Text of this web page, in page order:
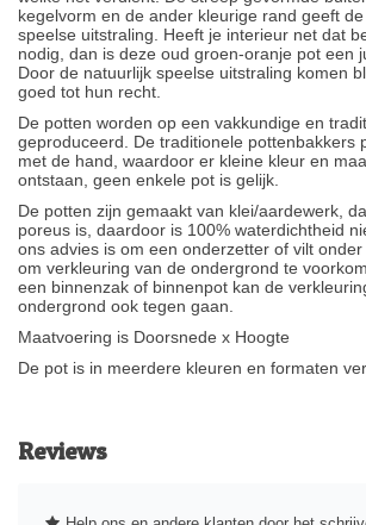
kegelvorm en de ander kleurige rand geeft
speelse uitstraling. Heeft je interieur net dat
nodig, dan is deze oud groen-oranje pot een
Door de natuurlijk speelse uitstraling komen
goed tot hun recht.
De potten worden op een vakkundige en
geproduceerd. De traditionele pottenbakkers
met de hand, waardoor er kleine kleur en
ontstaan, geen enkele pot is gelijk.
De potten zijn gemaakt van klei/aardewerk,
poreus is, daardoor is 100% waterdichtheid
ons advies is om een onderzetter of vilt
om verkleuring van de ondergrond te
een binnenzak of binnenpot kan de
ondergrond ook tegen gaan.
Maatvoering is Doorsnede x Hoogte
De pot is in meerdere kleuren en formaten
Reviews